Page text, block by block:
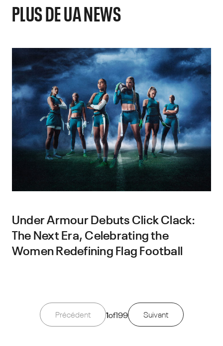
PLUS DE UA NEWS
Under Armour Debuts Click Clack:
The Next Era, Celebrating the
Women Redefining Flag Football
Précédent 1of199 Suivant